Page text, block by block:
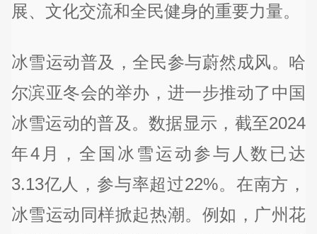
展、文化交流和全民健身的重要力量。
冰雪运动普及，全民参与蔚然成风。哈
尔滨亚冬会的举办，进一步推动了中国
冰雪运动的普及。数据显示，截至2024
年4月，全国冰雪运动参与人数已达
3.13亿人，参与率超过22%。在南方，
冰雪运动同样掀起热潮。例如，广州花